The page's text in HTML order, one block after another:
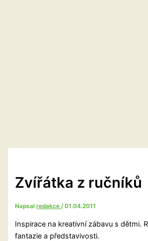
Zvířátka z ručníků
Napsalredakce/01.04.2011
Inspirace na kreativní zábavu s dětmi.
fantazie a představivosti.